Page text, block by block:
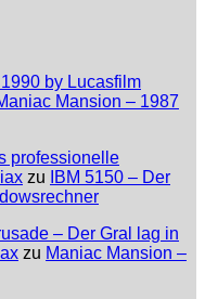
by Lucasfilm
Mansion – 1987
professionelle
zu
IBM 5150 – Der
– Der Gral lag in
zu Maniac Mansion –